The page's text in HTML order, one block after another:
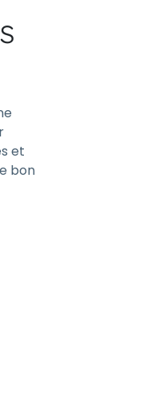
et
bon